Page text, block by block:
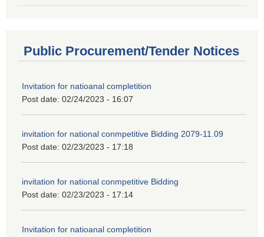
Public Procurement/Tender Notices
Invitation for natioanal completition
Post date: 02/24/2023 - 16:07
invitation for national conmpetitive Bidding 2079-11.09
Post date: 02/23/2023 - 17:18
invitation for national conmpetitive Bidding
Post date: 02/23/2023 - 17:14
Invitation for natioanal completition